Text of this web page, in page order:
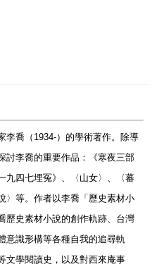
李喬（1934-）的學術著作。除導
討李喬的重要作品：《寒夜三部
九四七埋冤》、〈山女〉、〈蕃
〉等。作者以李喬「歷史素材小
歷史素材小說的創作軌跡、台灣
意識形構等各種自我的追尋軌
文學閱讀史，以及對西來庵事